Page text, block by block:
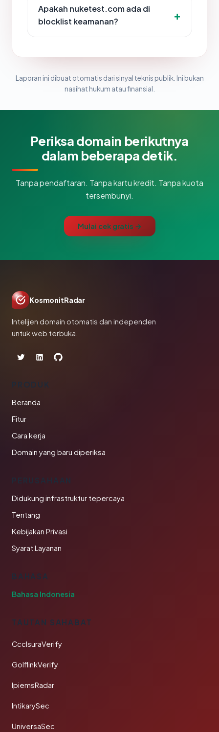
Apakah nuketest.com ada di
blocklist keamanan?
Laporan ini dibuat otomatis dari sinyal teknis publik. Ini bukan
nasihat hukum atau finansial.
Periksa domain berikutnya
dalam beberapa detik.
Tanpa pendaftaran. Tanpa kartu kredit. Tanpa kuota
tersembunyi.
Mulai cek gratis →
KosmonitRadar
Intelijen domain otomatis dan independen
untuk web terbuka.
PRODUK
Beranda
Fitur
Cara kerja
Domain yang baru diperiksa
PERUSAHAAN
Didukung infrastruktur tepercaya
Tentang
Kebijakan Privasi
Syarat Layanan
BAHASA
Bahasa Indonesia
TAUTAN SAHABAT
CcclsuraVerify
GolflinkVerify
IpiemsRadar
IntikarySec
UniversaSec